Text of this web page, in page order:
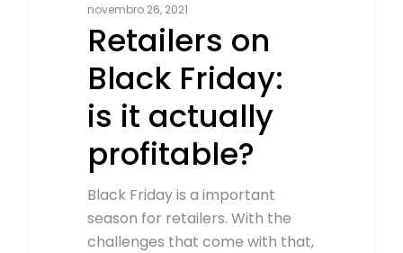
novembro 26, 2021
Retailers on
Black Friday:
is it actually
profitable?
Black Friday is a important
season for retailers. With the
challenges that come with that,